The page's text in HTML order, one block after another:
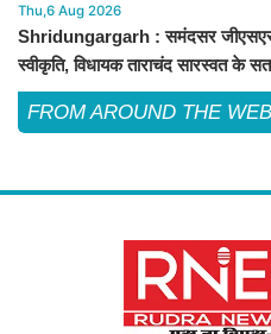
Thu,6 Aug 2026
Shridungargarh : समंदसर जीएसएस
स्वीकृति, विधायक ताराचंद सारस्वत के
FROM AROUND THE WEB